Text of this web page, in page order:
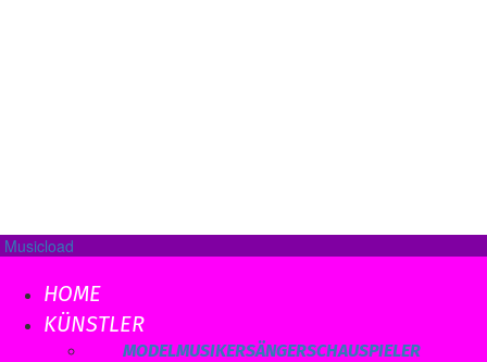
Musicload
HOME
KÜNSTLER
MODELMUSIKERSÄNGERSCHAUSPIELER